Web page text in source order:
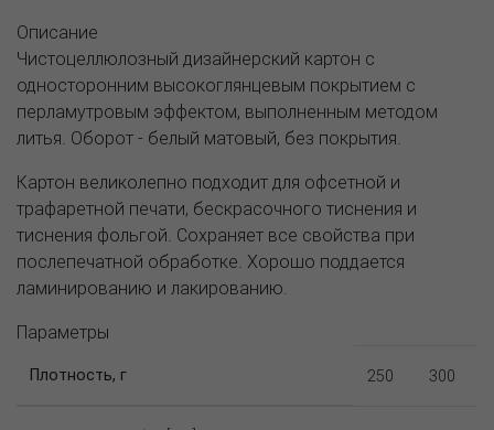
Описание
Чистоцеллюлозный дизайнерский картон с
односторонним высокоглянцевым покрытием с
перламутровым эффектом, выполненным методом
литья. Оборот - белый матовый, без покрытия.
Картон великолепно подходит для офсетной и
трафаретной печати, бескрасочного тиснения и
тиснения фольгой. Сохраняет все свойства при
послепечатной обработке. Хорошо поддается
ламинированию и лакированию.
Параметры
Плотность, г 250 300